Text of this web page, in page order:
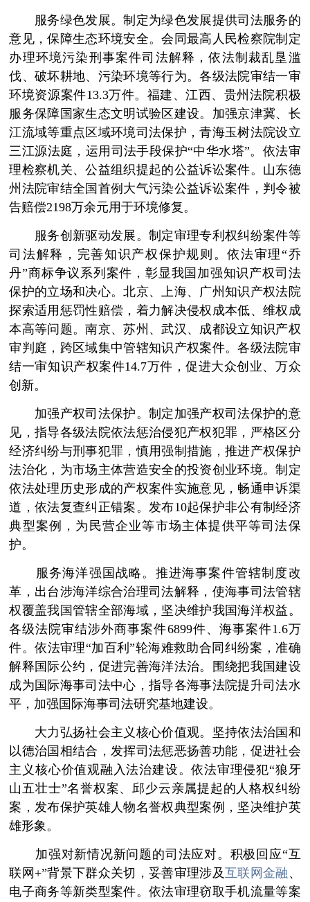
服务绿色发展。制定为绿色发展提供司法服务的
意见，保障生态环境安全。会同最高人民检察院制定
办理环境污染刑事案件司法解释，依法制裁乱垦滥
伐、破坏耕地、污染环境等行为。各级法院审结一审
环境资源案件13.3万件。福建、江西、贵州法院积极
服务保障国家生态文明试验区建设。加强京津冀、长
江流域等重点区域环境司法保护，青海玉树法院设立
三江源法庭，运用司法手段保护“中华水塔”。依法审
理检察机关、公益组织提起的公益诉讼案件。山东德
州法院审结全国首例大气污染公益诉讼案件，判令被
告赔偿2198万余元用于环境修复。
服务创新驱动发展。制定审理专利权纠纷案件等
司法解释，完善知识产权保护规则。依法审理“乔
丹”商标争议系列案件，彰显我国加强知识产权司法
保护的立场和决心。北京、上海、广州知识产权法院
探索适用惩罚性赔偿，着力解决侵权成本低、维权成
本高等问题。南京、苏州、武汉、成都设立知识产权
审判庭，跨区域集中管辖知识产权案件。各级法院审
结一审知识产权案件14.7万件，促进大众创业、万众
创新。
加强产权司法保护。制定加强产权司法保护的意
见，指导各级法院依法惩治侵犯产权犯罪，严格区分
经济纠纷与刑事犯罪，慎用强制措施，推进产权保护
法治化，为市场主体营造安全的投资创业环境。制定
依法处理历史形成的产权案件实施意见，畅通申诉渠
道，依法复查纠正错案。发布10起保护非公有制经济
典型案例，为民营企业等市场主体提供平等司法保
护。
服务海洋强国战略。推进海事案件管辖制度改
革，出台涉海洋综合治理司法解释，使海事司法管辖
权覆盖我国管辖全部海域，坚决维护我国海洋权益。
各级法院审结涉外商事案件6899件、海事案件1.6万
件。依法审理“加百利”轮海难救助合同纠纷案，准确
解释国际公约，促进完善海洋法治。围绕把我国建设
成为国际海事司法中心，指导各海事法院提升司法水
平，加强国际海事司法研究基地建设。
大力弘扬社会主义核心价值观。坚持依法治国和
以德治国相结合，发挥司法惩恶扬善功能，促进社会
主义核心价值观融入法治建设。依法审理侵犯“狼牙
山五壮士”名誉权案、邱少云亲属提起的人格权纠纷
案，发布保护英雄人物名誉权典型案例，坚决维护英
雄形象。
加强对新情况新问题的司法应对。积极回应“互
联网+”背景下群众关切，妥善审理涉及互联网金融 、
电子商务等新类型案件。依法审理窃取手机流量等案